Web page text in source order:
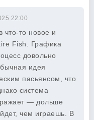
22:00
что-то новое и
Fish. Графика
довольно
идея
пасьянсом, что
система
— дольше
чем играешь. В